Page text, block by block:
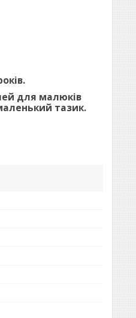
для малюків
тазик.